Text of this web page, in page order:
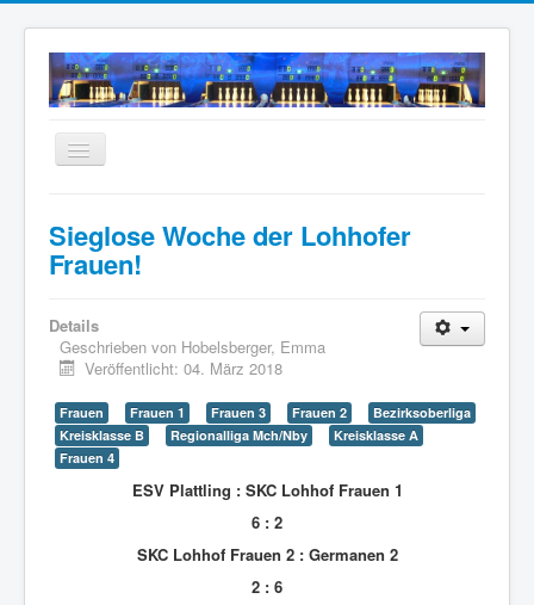
Navigation
an/aus
Neuigkeiten
Termine
Wir über uns
Anfahrt
Intern
Sieglose Woche der Lohhofer
Frauen!
Details
Geschrieben von Hobelsberger, Emma
Veröffentlicht: 04. März 2018
Frauen Frauen 1 Frauen 3 Frauen 2
Bezirksoberliga
Kreisklasse B
Regionalliga Mch/Nby
Kreisklasse A
Frauen 4
ESV Plattling : SKC Lohhof Frauen 1
6 : 2
SKC Lohhof Frauen 2 : Germanen 2
2 : 6